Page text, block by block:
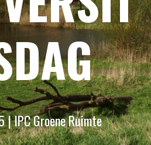
| IPC Groene Ruimte